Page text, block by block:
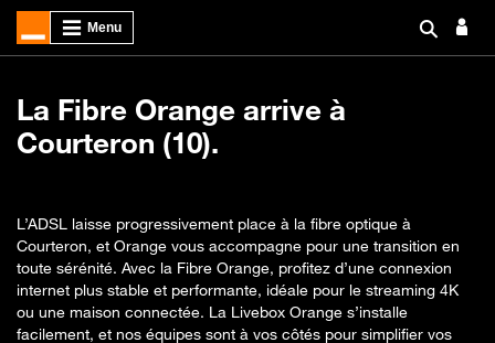
La Fibre Orange arrive à
Courteron (10).
L’ADSL laisse progressivement place à la fibre optique à
Courteron, et Orange vous accompagne pour une transition en
toute sérénité. Avec la Fibre Orange, profitez d’une connexion
internet plus stable et performante, idéale pour le streaming 4K
ou une maison connectée. La Livebox Orange s’installe
facilement, et nos équipes sont à vos côtés pour simplifier vos